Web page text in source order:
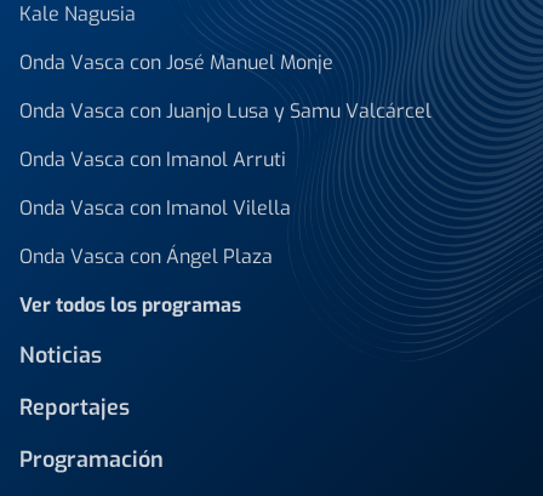
Kale Nagusia
Onda Vasca con José Manuel Monje
Onda Vasca con Juanjo Lusa y Samu Valcárcel
Onda Vasca con Imanol Arruti
Onda Vasca con Imanol Vilella
Onda Vasca con Ángel Plaza
Ver todos los programas
Noticias
Reportajes
Programación